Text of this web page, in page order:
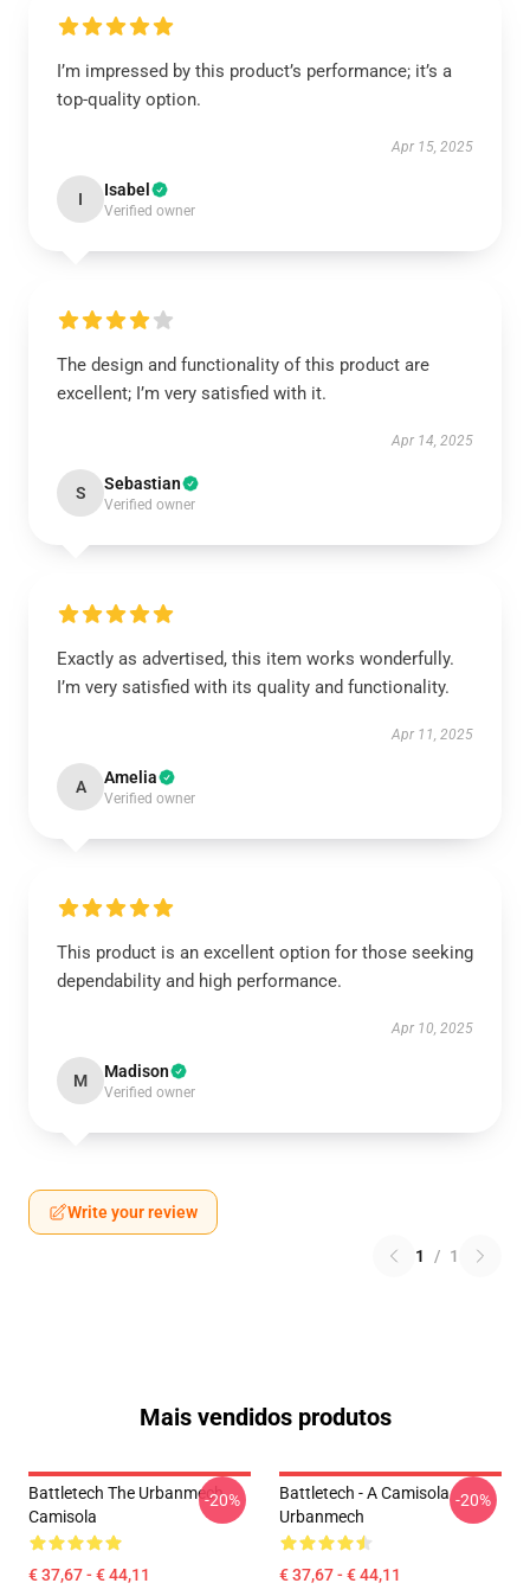
I’m impressed by this product’s performance; it’s a
top-quality option.
Apr 15, 2025
I Isabel
Verified owner
The design and functionality of this product are
excellent; I’m very satisfied with it.
Apr 14, 2025
S Sebastian
Verified owner
Exactly as advertised, this item works wonderfully.
I’m very satisfied with its quality and functionality.
Apr 11, 2025
A Amelia
Verified owner
This product is an excellent option for those seeking
dependability and high performance.
Apr 10, 2025
M Madison
Verified owner
Write your review
1 / 1
Mais vendidos produtos
Battletech The Urbanmech
Camisola
€ 37,67 - € 44,11
-20%
Battletech - A Camisola
Urbanmech
€ 37,67 - € 44,11
-20%